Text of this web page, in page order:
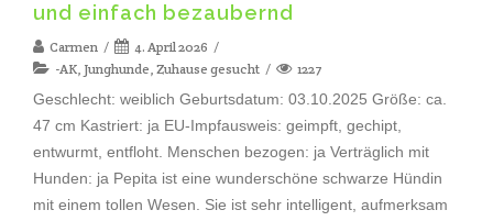
und einfach bezaubernd
Carmen
4. April 2026
-AK, Junghunde, Zuhause gesucht 1227
Geschlecht: weiblich Geburtsdatum: 03.10.2025 Größe: ca.
47 cm Kastriert: ja EU-Impfausweis: geimpft, gechipt,
entwurmt, entfloht. Menschen bezogen: ja Verträglich mit
Hunden: ja Pepita ist eine wunderschöne schwarze Hündin
mit einem tollen Wesen. Sie ist sehr intelligent, aufmerksam